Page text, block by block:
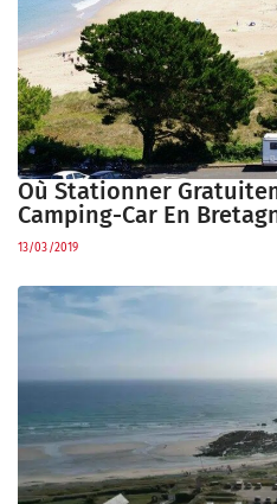
Où Stationner
Camping-Car En
13/03/2019